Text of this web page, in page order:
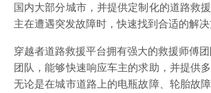
国内大部分城市，并提供定制化的道路救
主在遭遇突发故障时，快速找到合适的解决
穿越者道路救援平台拥有强大的救援师傅
团队，能够快速响应车主的求助，并提供多
无论是在城市道路上的电瓶故障、轮胎故